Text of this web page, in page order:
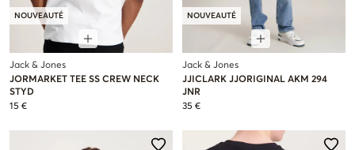
NOUVEAUTÉ
Jack & Jones
JORMARKET TEE SS CREW NECK
STYD
15 €
NOUVEAUTÉ
Jack & Jones
JJICLARK JJORIGINAL AKM 294
JNR
35 €